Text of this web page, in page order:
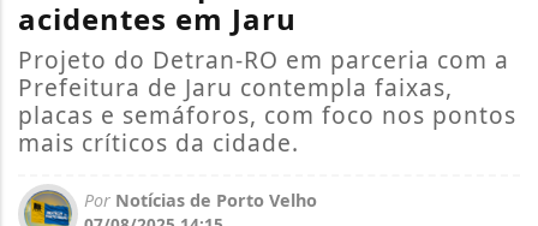
acidentes em Jaru
Projeto do Detran-RO em parceria com a
Prefeitura de Jaru contempla faixas,
placas e semáforos, com foco nos pontos
mais críticos da cidade.
Por Notícias de Porto Velho